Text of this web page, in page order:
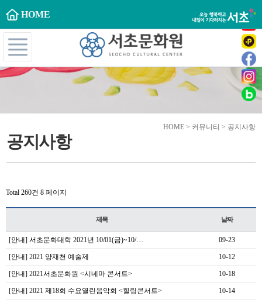
HOME
HOME > 커뮤니티 > 공지사항
공지사항
Total 260건 8 페이지
제목 날짜
[안내] 서초문화대학 2021년 10/01(금)~10/… 09-23
[안내] 2021 양재천 예술제 10-12
[안내] 2021서초문화원 <시네마 콘서트> 10-18
[안내] 2021 제18회 수요열린음악회 <힐링콘서트> 10-14